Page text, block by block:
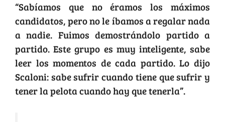
“Sabíamos que no éramos los máximos
candidatos, pero no le íbamos a regalar nada
a nadie. Fuimos demostrándolo partido a
partido. Este grupo es muy inteligente, sabe
leer los momentos de cada partido. Lo dijo
Scaloni: sabe sufrir cuando tiene que sufrir y
tener la pelota cuando hay que tenerla”.